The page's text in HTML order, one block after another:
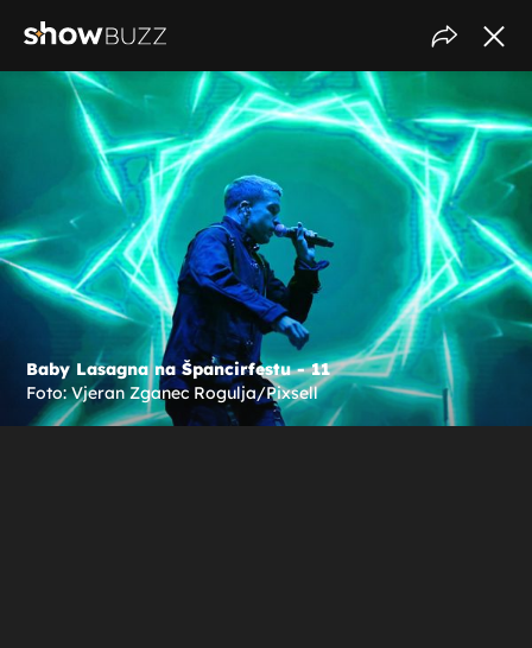
Baby Lasagna na Špancirfestu - 11
Foto: Vjeran Zganec Rogulja/Pixsell